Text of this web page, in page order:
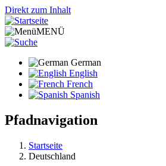
Direkt zum Inhalt
MENÜ
German
English
French
Spanish
Pfadnavigation
Startseite
Deutschland